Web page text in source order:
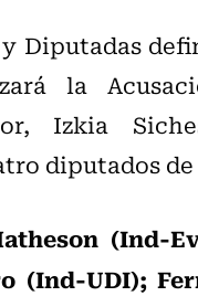
Diputadas
la
Izkia
diputados
(Ind-
(Ind-UDI);